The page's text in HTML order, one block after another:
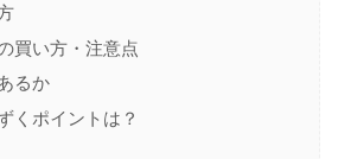
買い方・注意点
るか
くポイントは？